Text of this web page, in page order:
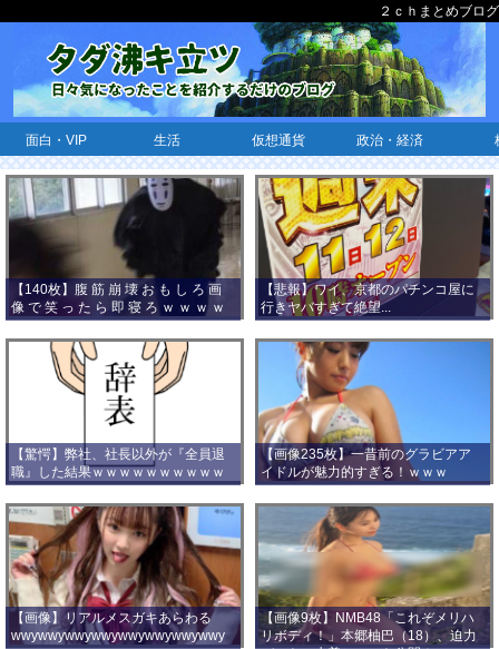
２ｃｈまとめブログ
面白・VIP 生活 仮想通貨 政治・経済
【140枚】腹 筋 崩 壊 お も し ろ 画
像 で 笑 っ た ら 即 寝 ろ ｗ ｗ ｗ ｗ
ｗ ｗ ｗ ｗ ｗ ｗ ｗ ｗ
【悲報】ワイ、京都のパチンコ屋に
行きヤバすぎて絶望...
【驚愕】弊社、社長以外が『全員退
職』した結果ｗｗｗｗｗｗｗｗｗｗ
ｗｗｗ
【画像235枚】一昔前のグラビアア
イドルが魅力的すぎる！ｗｗｗ
【画像】リアルメスガキあらわる
wwywwywwywwywwywwywwywwy
【画像9枚】NMB48「これぞメリハ
リボディ！」本郷柚巴（18）、迫力